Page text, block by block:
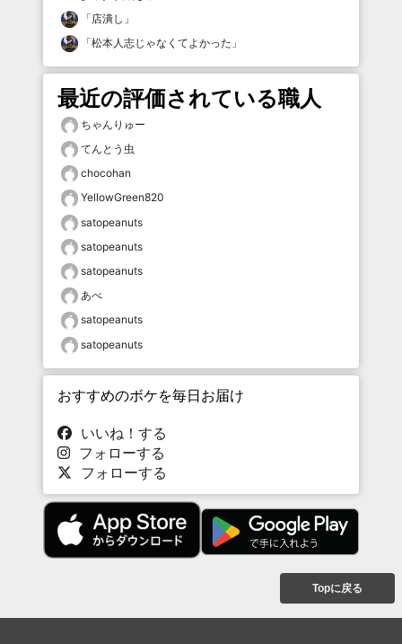
「 店潰し 」
「松本人志じゃなくてよかった 」
最近の評価されている職人
ちゃんりゅー
てんとう虫
chocohan
YellowGreen820
satopeanuts
satopeanuts
satopeanuts
あべ
satopeanuts
satopeanuts
おすすめのボケを毎日お届け
いいね！する
フォローする
フォローする
Topに戻る